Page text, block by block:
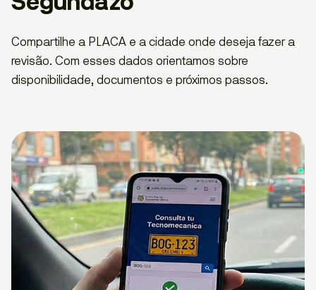
Compartilhe a PLACA e a cidade onde deseja fazer a
revisão. Com esses dados orientamos sobre
disponibilidade, documentos e próximos passos.